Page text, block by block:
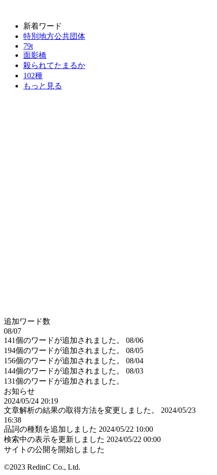
新着ワード
特別地方公共団体
79t
面影橋
殺られてたまるか
102種
もっと見る
追加ワード数
08/07
141個のワードが追加されました。
08/06
194個のワードが追加されました。
08/05
156個のワードが追加されました。
08/04
144個のワードが追加されました。
08/03
131個のワードが追加されました。
お知らせ
2024/05/24 20:19
文章解析の結果の取得方法を変更しました。
2024/05/23
16:38
品詞の種類を追加しました 2024/05/22 10:00
検索中の表示を更新しました 2024/05/22 00:00
サイトの公開を開始しました
©2023 RedinC Co., Ltd.